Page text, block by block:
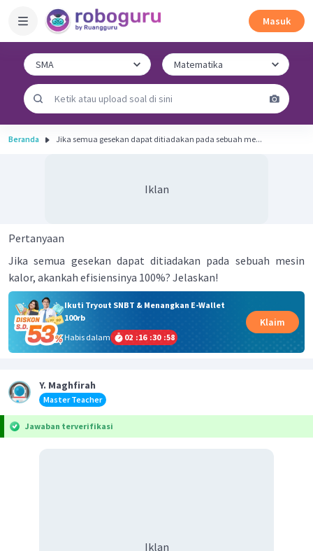
Masuk
Beranda Jika semua gesekan dapat ditiadakan pada sebuah me...
Iklan
Pertanyaan
Jika semua gesekan dapat ditiadakan pada sebuah mesin
kalor, akankah efisiensinya 100%? Jelaskan!
Ikuti Tryout SNBT & Menangkan E-Wallet
100rb
Habis dalam
02 :16 :30 :58
Klaim
Y. Maghfirah
Master Teacher
Jawaban terverifikasi
Iklan